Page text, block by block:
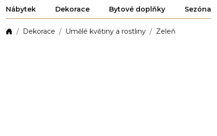
Nábytek Dekorace Bytové doplňky Sezóna
Dekorace Umělé květiny a rostliny Zeleň